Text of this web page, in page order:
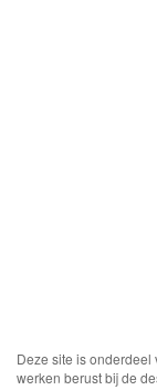
Deze site is onderdeel
werken berust bij de